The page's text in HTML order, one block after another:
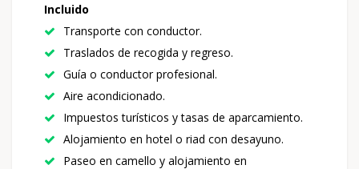
Incluido
Transporte con conductor.
Traslados de recogida y regreso.
Guía o conductor profesional.
Aire acondicionado.
Impuestos turísticos y tasas de aparcamiento.
Alojamiento en hotel o riad con desayuno.
Paseo en camello y alojamiento en